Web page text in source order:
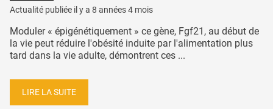
Actualité publiée il y a 8 années 4 mois
Moduler « épigénétiquement » ce gène, Fgf21, au début de
la vie peut réduire l'obésité induite par l'alimentation plus
tard dans la vie adulte, démontrent ces ...
LIRE LA SUITE